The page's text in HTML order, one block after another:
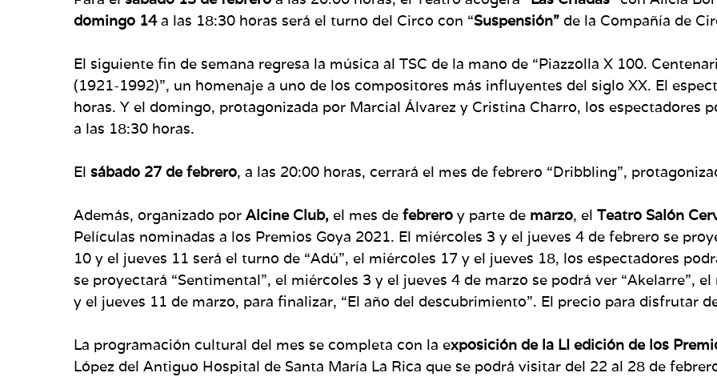
domingo 14a las 18:30 horas será el turno del Circo con “Suspensión” de la Compañía de
El siguiente fin de semana regresa la música al TSC de la mano de “Piazzolla X 100.
(1921-1992)”, un homenaje a uno de los compositores más influyentes del siglo XX. El
horas. Y el domingo, protagonizada por Marcial Álvarez y Cristina Charro, los espectadores
a las 18:30 horas.
El sábado 27 de febrero, a las 20:00 horas, cerrará el mes de febrero “Dribbling”,
Además, organizado por Alcine Club, el mes de febrero y parte de marzo, el Teatro Salón
Películas nominadas a los Premios Goya 2021. El miércoles 3 y el jueves 4 de febrero se
10 y el jueves 11 será el turno de “Adú”, el miércoles 17 y el jueves 18, los espectadores
se proyectará “Sentimental”, el miércoles 3 y el jueves 4 de marzo se podrá ver “Akelarre”,
y el jueves 11 de marzo, para finalizar, “El año del descubrimiento”. El precio para disfrutar
La programación cultural del mes se completa con la exposición de la LI edición de los
López del Antiguo Hospital de Santa María La Rica que se podrá visitar del 22 al 28 de